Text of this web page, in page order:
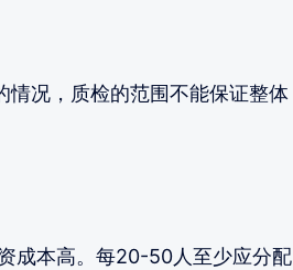
情况，质检的范围不能保证整体
成本高。每20-50人至少应分配